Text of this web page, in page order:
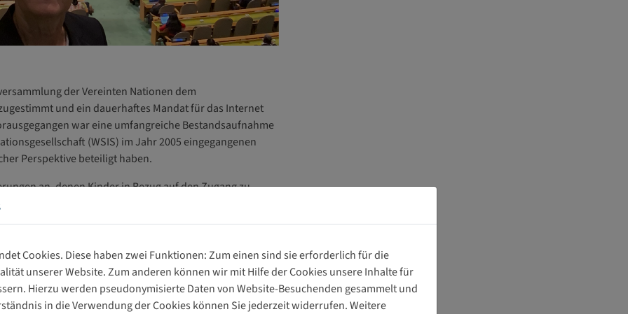
der Vereinten Nationen dem
und ein dauerhaftes Mandat für das Internet
war eine umfangreiche Bestandsaufnahme
(WSIS) im Jahr 2005 eingegangenen
Perspektive beteiligt haben.
an, denen Kinder in Bezug auf den Zugang zu
und stellt fest, dass „die Vorteile der Digitalisierung für
in Bezug auf Konnektivität, digitale Kompetenz,
noch nicht verfügbar sind“. (Art. 37)
aktivsten Nutzern des Internets und von Online-
uns weiterhin zur Stärkung der rechtlichen und
des Kindes im digitalen Raum.“
Cookies. Diese haben zwei Funktionen: Zum einen sind sie erforderlich für die
unserer Website. Zum anderen können wir mit Hilfe der Cookies unsere Inhalte für
Hierzu werden pseudonymisierte Daten von Website-Besuchenden gesammelt und
in die Verwendung der Cookies können Sie jederzeit widerrufen. Weitere